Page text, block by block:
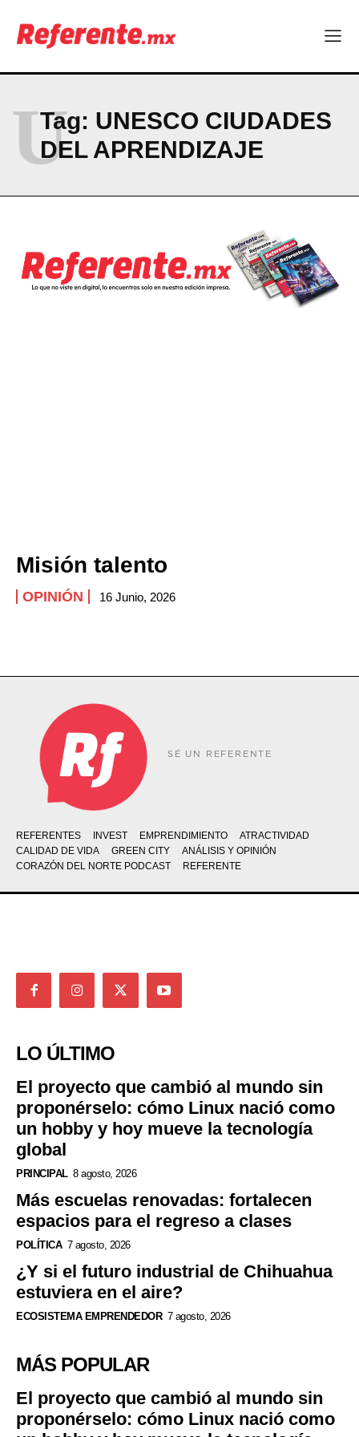
Los 40 ya no son la mitad de la vida: son el nuevo punto de
partida
RESUMEN DE COLUMNAS
Company
ABOUT
CONTACT
NEWSLETTER
Tag: UNESCO CIUDADES
DEL APRENDIZAJE
U
Misión talento
OPINIÓN 16 Junio, 2026
SÉ UN REFERENTE
REFERENTES INVEST EMPRENDIMIENTO
ATRACTIVIDAD
CALIDAD DE VIDA
GREEN CITY
ANÁLISIS Y OPINIÓN
CORAZÓN DEL NORTE PODCAST
REFERENTE
LO ÚLTIMO
El proyecto que cambió al mundo sin
proponérselo: cómo Linux nació como
un hobby y hoy mueve la tecnología
global
PRINCIPAL 8 agosto, 2026
Más escuelas renovadas: fortalecen
espacios para el regreso a clases
POLÍTICA 7 agosto, 2026
¿Y si el futuro industrial de Chihuahua
estuviera en el aire?
ECOSISTEMA EMPRENDEDOR 7 agosto, 2026
MÁS POPULAR
El proyecto que cambió al mundo sin
proponérselo: cómo Linux nació como